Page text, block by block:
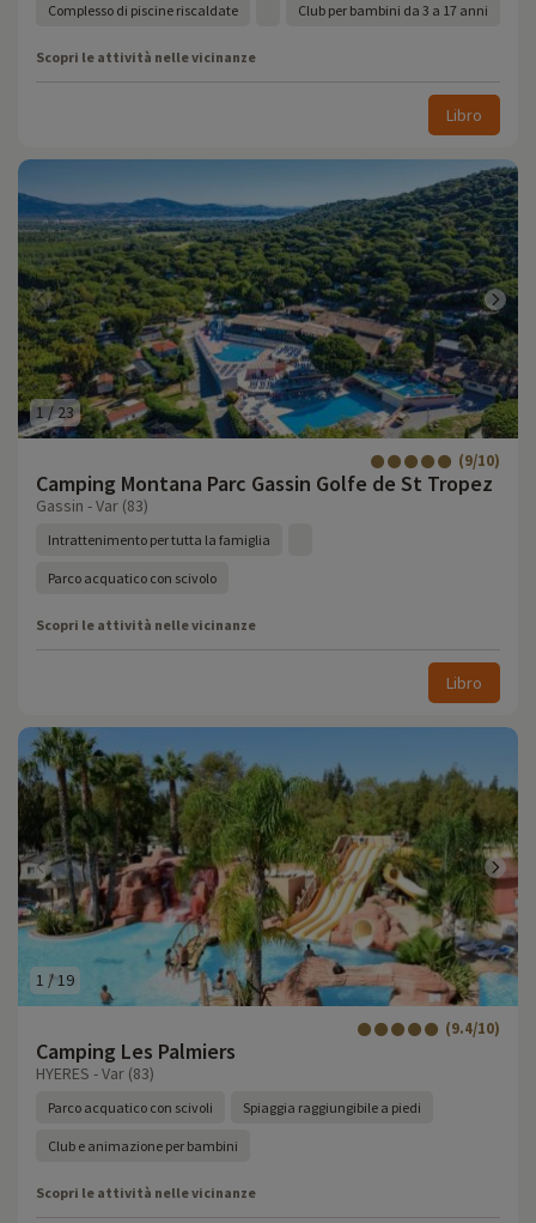
Complesso di piscine riscaldate Club per bambini da 3 a 17 anni
Scopri le attività nelle vicinanze
Libro
1 /23
Camping Montana Parc Gassin Golfe de St Tropez
(9/10)
Gassin - Var (83)
Intrattenimento per tutta la famiglia
Parco acquatico con scivolo
Scopri le attività nelle vicinanze
Libro
1 /19
Camping Les Palmiers
(9.4/10)
HYERES - Var (83)
Parco acquatico con scivoli Spiaggia raggiungibile a piedi
Club e animazione per bambini
Scopri le attività nelle vicinanze